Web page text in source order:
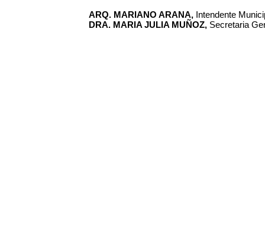
ARQ. MARIANO ARANA, Intendente
DRA. MARIA JULIA MUÑOZ, Secretaria